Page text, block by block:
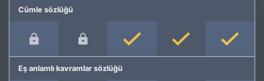
Cümle sözlüğü
Eş anlamlı kavramlar sözlüğü